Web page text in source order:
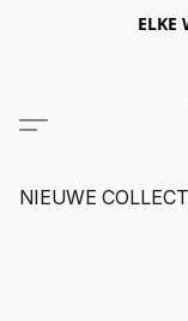
ELKE
NIEUWE